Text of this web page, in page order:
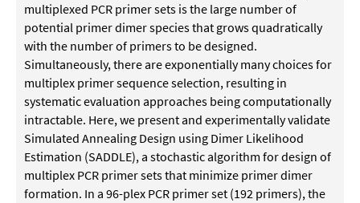
multiplexed PCR primer sets is the large number of
potential primer dimer species that grows quadratically
with the number of primers to be designed.
Simultaneously, there are exponentially many choices for
multiplex primer sequence selection, resulting in
systematic evaluation approaches being computationally
intractable. Here, we present and experimentally validate
Simulated Annealing Design using Dimer Likelihood
Estimation (SADDLE), a stochastic algorithm for design of
multiplex PCR primer sets that minimize primer dimer
formation. In a 96-plex PCR primer set (192 primers), the